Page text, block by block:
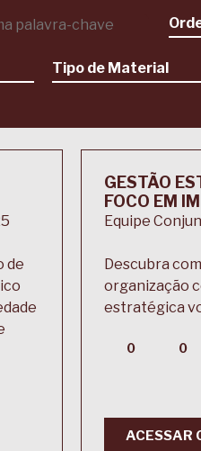
de
GESTÃO
FOCO EM
Equipe
Descubra
organização
estratégica
0 0
ACESSAR